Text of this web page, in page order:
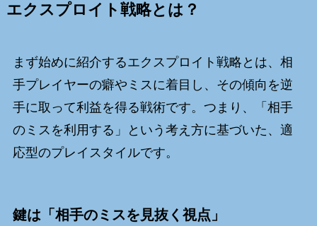
エクスプロイト戦略とは？
まず始めに紹介するエクスプロイト戦略とは、相
手プレイヤーの癖やミスに着目し、その傾向を逆
手に取って利益を得る戦術です。つまり、「相手
のミスを利用する」という考え方に基づいた、適
応型のプレイスタイルです。
鍵は「相手のミスを見抜く視点」